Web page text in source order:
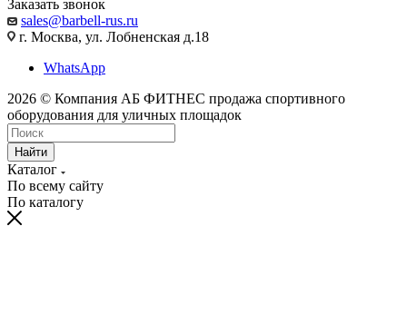
Заказать звонок
sales@barbell-rus.ru
г. Москва, ул. Лобненская д.18
WhatsApp
2026 © Компания АБ ФИТНЕС продажа спортивного
оборудования для уличных площадок
Найти
Каталог
По всему сайту
По каталогу